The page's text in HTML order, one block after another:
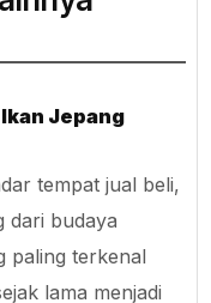
Jepang
tempat jual beli,
dari budaya
paling terkenal
lama menjadi